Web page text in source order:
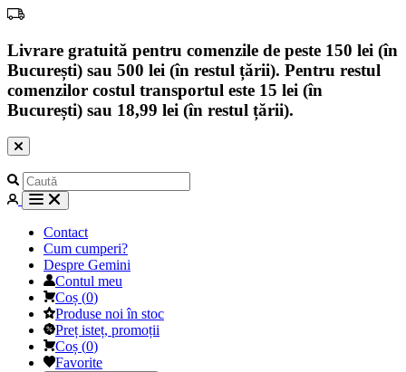
Livrare gratuită pentru comenzile de peste 150 lei (în
București) sau 500 lei (în restul țării). Pentru restul
comenzilor costul transportul este 15 lei (în
București) sau 18,99 lei (în restul țării).
Contact
Cum cumperi?
Despre Gemini
Contul meu
Coș (0)
Produse noi în stoc
Preț isteț, promoții
Coș (0)
Favorite